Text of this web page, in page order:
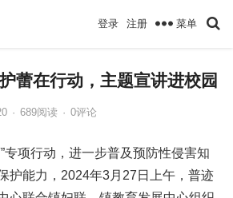
登录 注册 菜单
蕾在行动，主题宣讲进校园
· 689阅读 · 0评论
专项行动，进一步普及预防性侵害知
护能力，2024年3月27日上午，普迹